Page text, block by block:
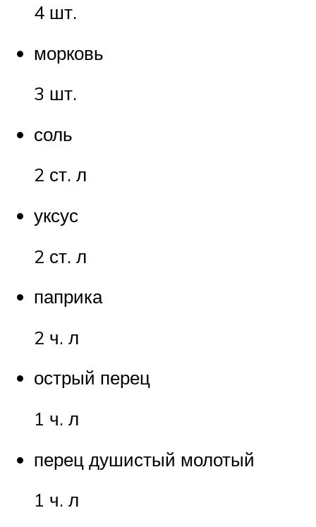
4 шт.
морковь
3 шт.
соль
2 ст. л
уксус
2 ст. л
паприка
2 ч. л
острый перец
1 ч. л
перец душистый молотый
1 ч. л